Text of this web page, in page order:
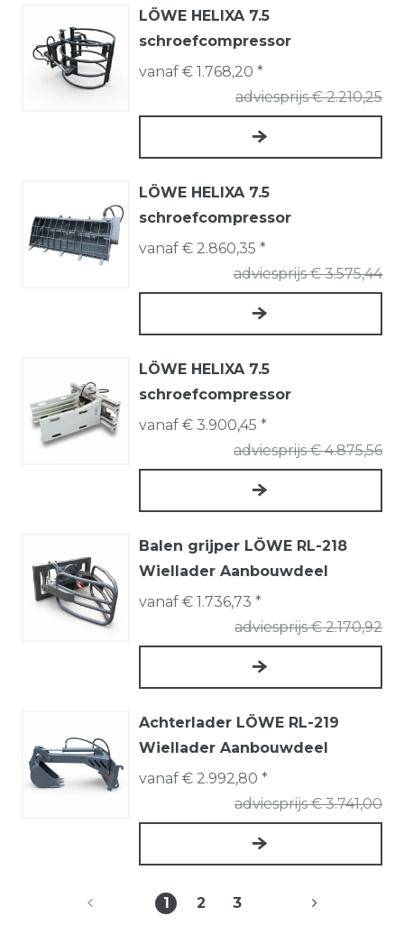
LÖWE HELIXA 7.5
schroefcompressor
adviesprijs € 2.210,25
vanaf € 1.768,20 *
LÖWE HELIXA 7.5
schroefcompressor
adviesprijs € 3.575,44
vanaf € 2.860,35 *
LÖWE HELIXA 7.5
schroefcompressor
adviesprijs € 4.875,56
vanaf € 3.900,45 *
Balen grijper LÖWE RL-218
Wiellader Aanbouwdeel
adviesprijs € 2.170,92
vanaf € 1.736,73 *
Achterlader LÖWE RL-219
Wiellader Aanbouwdeel
adviesprijs € 3.741,00
vanaf € 2.992,80 *
1 2 3